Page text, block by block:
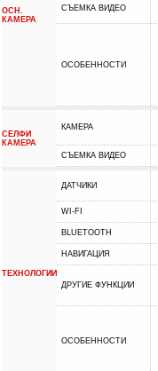
ОСН.
КАМЕРА
СЪЕМКА ВИДЕО
ОСОБЕННОСТИ
СЕЛФИ
КАМЕРА
КАМЕРА
СЪЕМКА ВИДЕО
ТЕХНОЛОГИИ
ДАТЧИКИ
WI-FI
BLUETOOTH
НАВИГАЦИЯ
ДРУГИЕ ФУНКЦИИ
ОСОБЕННОСТИ